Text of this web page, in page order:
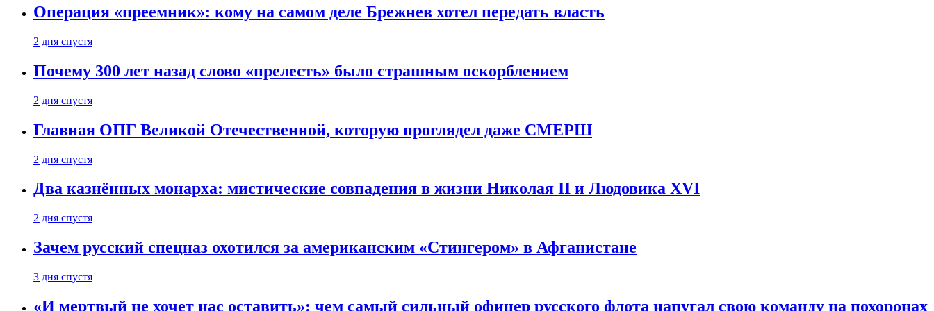
Операция «преемник»: кому на самом деле Брежнев хотел передать власть
2 дня спустя
Почему 300 лет назад слово «прелесть» было страшным оскорблением
2 дня спустя
Главная ОПГ Великой Отечественной, которую проглядел даже СМЕРШ
2 дня спустя
Два казнённых монарха: мистические совпадения в жизни Николая II и Людовика XVI
2 дня спустя
Зачем русский спецназ охотился за американским «Стингером» в Афганистане
3 дня спустя
«И мертвый не хочет нас оставить»: чем самый сильный офицер русского флота напугал свою команду на похоронах